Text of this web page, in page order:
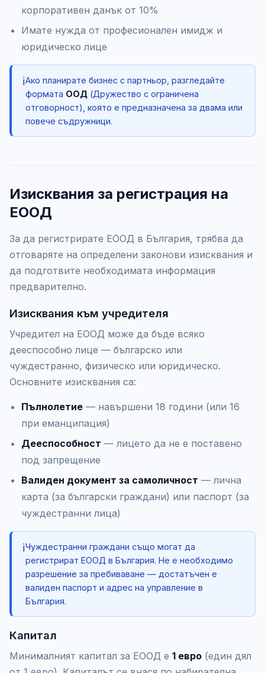
корпоративен данък от 10%
Имате нужда от професионален имидж и
юридическо лице
ℹ️Ако планирате бизнес с партньор, разгледайте
формата ООД (Дружество с ограничена
отговорност), която е предназначена за двама или
повече съдружници.
Изисквания за регистрация на
ЕООД
За да регистрирате ЕООД в България, трябва да
отговаряте на определени законови изисквания и
да подготвите необходимата информация
предварително.
Изисквания към учредителя
Учредител на ЕООД може да бъде всяко
дееспособно лице — българско или
чуждестранно, физическо или юридическо.
Основните изисквания са:
Пълнолетие — навършени 18 години (или 16
при еманципация)
Дееспособност — лицето да не е поставено
под запрещение
Валиден документ за самоличност — лична
карта (за български граждани) или паспорт (за
чуждестранни лица)
ℹ️Чуждестранни граждани също могат да
регистрират ЕООД в България. Не е необходимо
разрешение за пребиваване — достатъчен е
валиден паспорт и адрес на управление в
България.
Капитал
Минималният капитал за ЕООД е 1 евро (един дял